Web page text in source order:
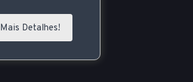
Mais Detalhes!